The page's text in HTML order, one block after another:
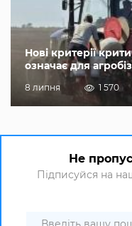
Нові критерії
означає для
8 липня 1 570
Не
Підписуйся на